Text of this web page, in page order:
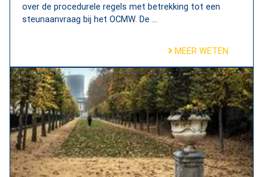
over de procedurele regels met betrekking tot een
steunaanvraag bij het OCMW. De ...
MEER WETEN